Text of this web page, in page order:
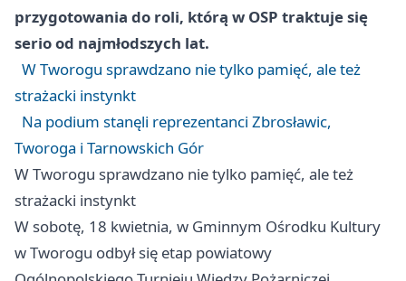
przygotowania do roli, którą w OSP traktuje się
serio od najmłodszych lat.
W Tworogu sprawdzano nie tylko pamięć, ale też
strażacki instynkt
Na podium stanęli reprezentanci Zbrosławic,
Tworoga i Tarnowskich Gór
W Tworogu sprawdzano nie tylko pamięć, ale też
strażacki instynkt
W sobotę, 18 kwietnia, w Gminnym Ośrodku Kultury
w Tworogu odbył się etap powiatowy